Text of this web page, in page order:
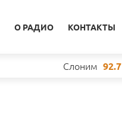
О РАДИО КОНТАКТЫ
Слоним 92.7